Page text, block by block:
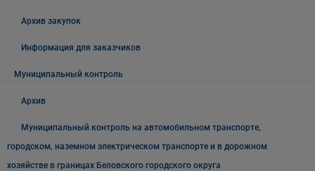
Архив закупок
Информация для заказчиков
Муниципальный контроль
Архив
Муниципальный контроль на автомобильном транспорте,
городском, наземном электрическом транспорте и в дорожном
хозяйстве в границах Беловского городского округа